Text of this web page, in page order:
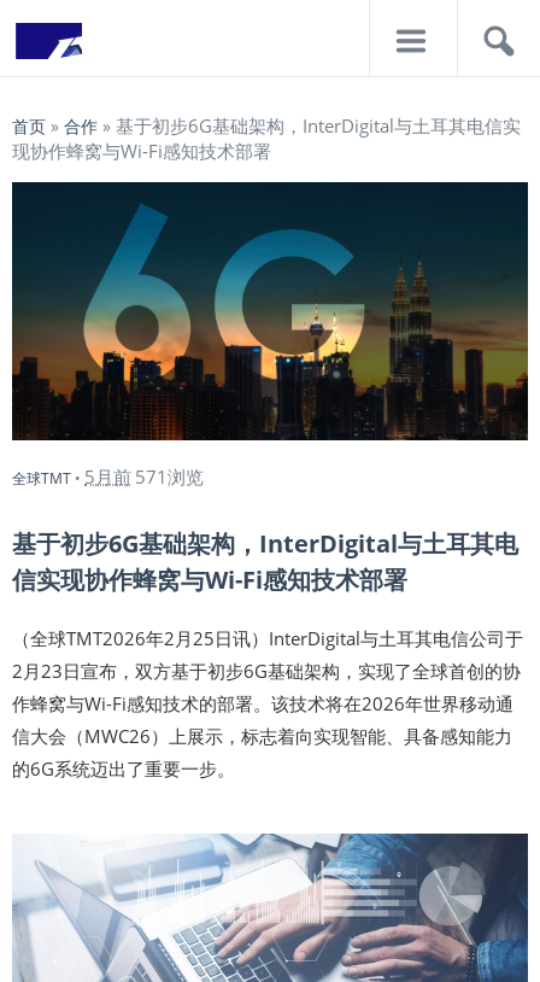
首页 » 合作 » 基于初步6G基础架构，InterDigital与土耳其电信实
现协作蜂窝与Wi-Fi感知技术部署
全球TMT • 5月前 571浏览
基于初步6G基础架构，InterDigital与土耳其电
信实现协作蜂窝与Wi-Fi感知技术部署
（全球TMT2026年2月25日讯）InterDigital与土耳其电信公司于
2月23日宣布，双方基于初步6G基础架构，实现了全球首创的协
作蜂窝与Wi-Fi感知技术的部署。该技术将在2026年世界移动通
信大会（MWC26）上展示，标志着向实现智能、具备感知能力
的6G系统迈出了重要一步。